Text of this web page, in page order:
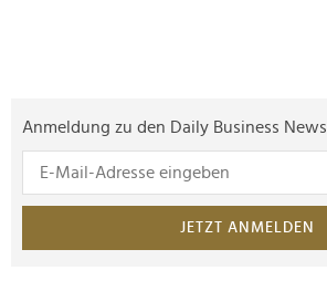
Anmeldung zu den Daily Business News
JETZT ANMELDEN